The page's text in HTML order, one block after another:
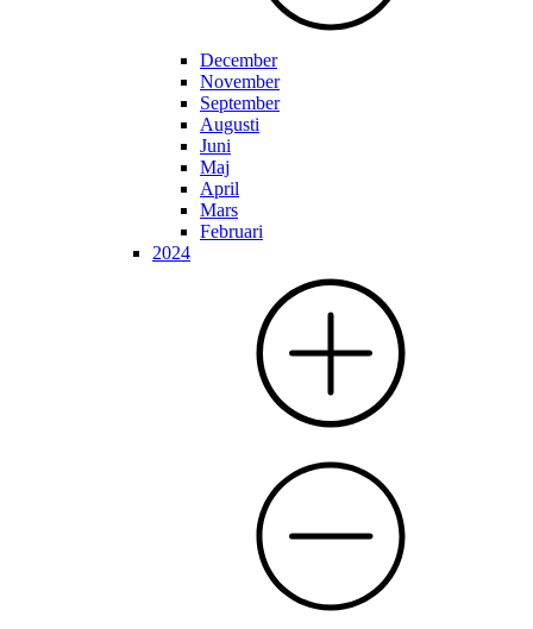
December
November
September
Augusti
Juni
Maj
April
Mars
Februari
2024